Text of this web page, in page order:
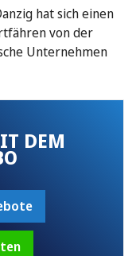
hat sich einen
von der
Unternehmen
DEM